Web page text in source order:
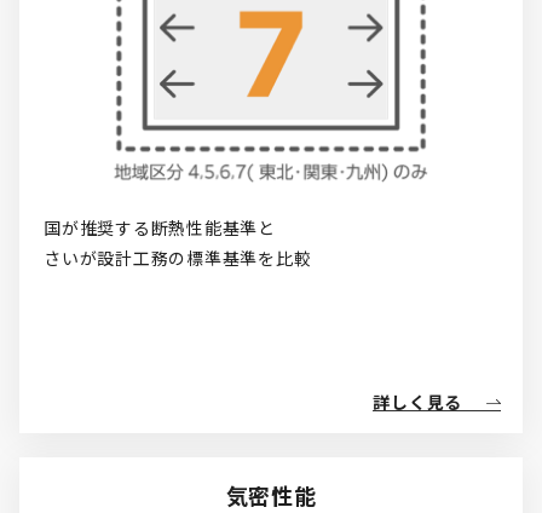
国が推奨する断熱性能基準と
さいが設計工務の標準基準を比較
詳しく見る
気密性能